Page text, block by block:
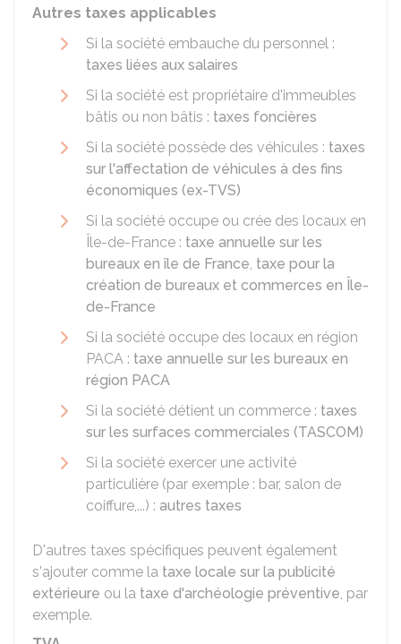
Autres taxes applicables
Si la société embauche du personnel :
taxes liées aux salaires
Si la société est propriétaire d'immeubles
bâtis ou non bâtis : taxes foncières
Si la société possède des véhicules : taxes
sur l'affectation de véhicules à des fins
économiques (ex-TVS)
Si la société occupe ou crée des locaux en
Île-de-France : taxe annuelle sur les
bureaux en île de France, taxe pour la
création de bureaux et commerces en Île-
de-France
Si la société occupe des locaux en région
PACA : taxe annuelle sur les bureaux en
région PACA
Si la société détient un commerce : taxes
sur les surfaces commerciales (TASCOM)
Si la société exercer une activité
particulière (par exemple : bar, salon de
coiffure,...) : autres taxes
D'autres taxes spécifiques peuvent également
s'ajouter comme la taxe locale sur la publicité
extérieure ou la taxe d'archéologie préventive, par
exemple.